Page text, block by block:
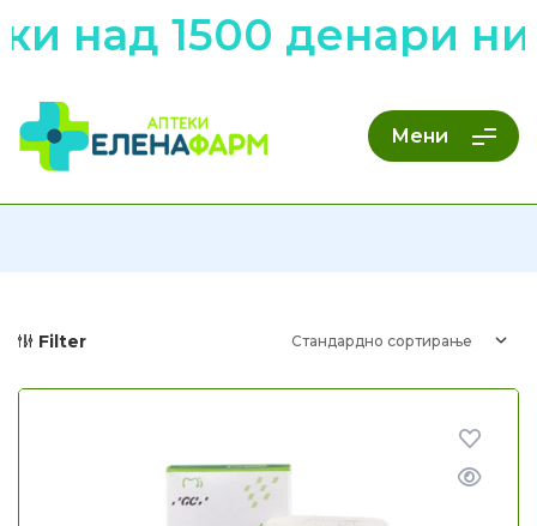
над 1500 денари низ
Мени
Filter